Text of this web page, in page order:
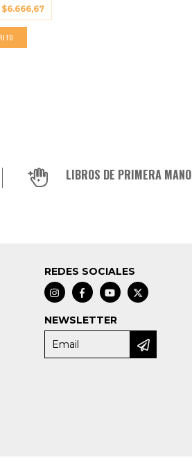
$6.666,67
LIBROS DE PRIMERA MANO
REDES SOCIALES
NEWSLETTER